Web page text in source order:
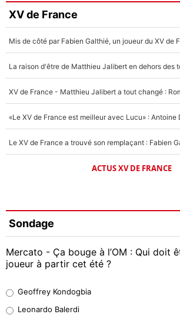
XV de France
ACTUS XV DE FRANCE
Sondage
Mercato - Ça bouge à l’OM : Qui doit
joueur à partir cet été ?
38%
Geoffrey Kondogbia
Leonardo Balerdi